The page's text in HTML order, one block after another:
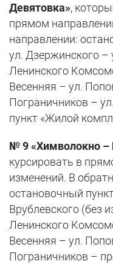
Девятовка»,
прямом
направлении:
ул. Дзержинского –
Ленинского
Весенняя – ул.
Пограничников –
пункт «Жилой
№ 9 «Химволокно
курсировать в
изменений. В
остановочный
Врублевского (без
Ленинского
Весенняя – ул.
Пограничников –